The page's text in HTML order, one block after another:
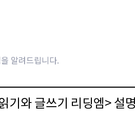
알려드립니다.
기와 글쓰기 리딩엠> 설